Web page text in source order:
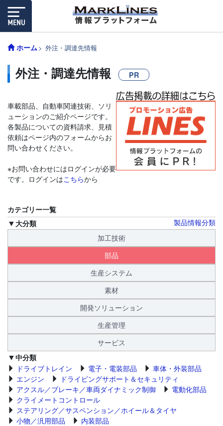
ホーム 外注・調達先情報
外注・調達先情報 PR
車載部品、自動車関連技術、ソリ
ューションのご紹介ページです。
各製品についての資料請求、見積
依頼はページ内のフォームからお
問い合わせください。
※お問い合わせにはログインが必要
です。ログインはこちらから
カテゴリー一覧
製品情報分類
大分類
加工技術
部品
生産システム
素材
開発ソリューション
生産管理
サービス
中分類
ドライブトレイン
電子・電装部品
車体・外装部品
エンジン
ドライビングサポート＆セキュリティ
アクスル／ブレーキ／車両ダイナミック制御
電動化部品
クライメートコントロール
ステアリング／サスペンション／ホイール＆タイヤ
小物／汎用部品
内装部品